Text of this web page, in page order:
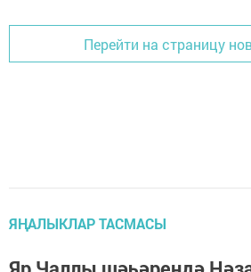
Перейти на страницу
ЯҢАЛЫКЛАР ТАСМАСЫ